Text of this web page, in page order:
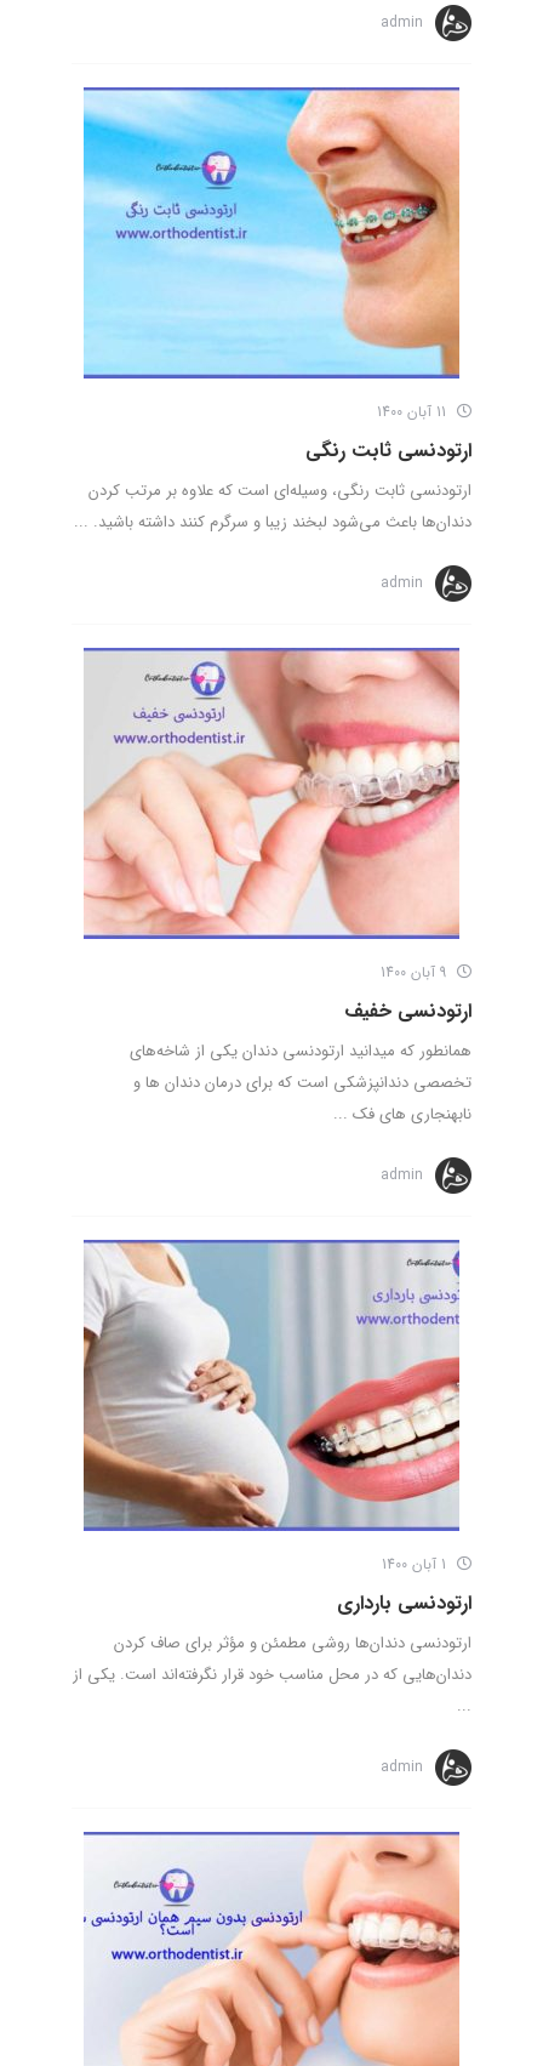
admin
ارتودنسی ثابت رنگی
ارتودنسی ثابت رنگی، وسیله‌ای است که علاوه بر مرتب کردن
دندان‌ها باعث می‌شود لبخند زیبا و سرگرم کنند داشته باشید. ...
admin
ارتودنسی خفیف
همانطور که میدانید ارتودنسی دندان یکی از شاخه‌های
تخصصی دندانپزشکی است که برای درمان دندان ها و
نابهنجاری های فک ...
admin
ارتودنسی بارداری
ارتودنسی دندان‌ها روشی مطمئن و مؤثر برای صاف کردن
دندان‌هایی که در محل مناسب خود قرار نگرفته‌اند است. یکی از
...
admin